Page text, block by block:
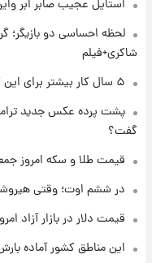
۱ روز پیش
۱ روز پیش
۱ روز پیش
امروز
قیمت
استایل عجیب صابر ابر
لحظه احساسی دو
شاکری+فیلم
۵ سال کار بیشتر برای این گروه از متقاضیان بازنشستگی
پشت پرده عکس جدید
گفت؟
قیمت طلا و سکه امروز جمعه ۱۶ مرداد ۱۴۰۵
در ششم اوت؛ وقتی
قیمت دلار در بازار آزاد امروز جمعه
این مناطق کشور آماده